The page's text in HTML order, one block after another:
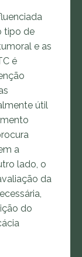
tipo de
e as
é
útil
a
lado, o
da
do